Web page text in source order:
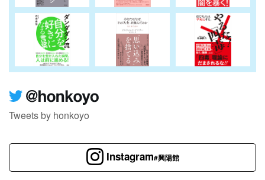
Tweets by honkoyo
Instagram#興陽館